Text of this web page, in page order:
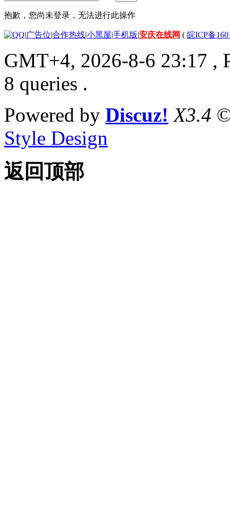
抱歉，您尚未登录，无法进行此操作
|广告位|合作热线|小黑屋|手机版|安庆在线网 ( 皖ICP备
GMT+4, 2026-8-6 23:17 ,
8 queries .
Powered by Discuz! X3.4
Style Design
返回顶部